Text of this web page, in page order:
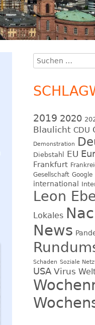
Haupt-
Suchen
nach:
2019 2020
Blaulicht CDU
Demonstration
Diebstahl EU
Frankfurt
Gesellschaft Google
international
Leon
Lokales
News
Schaden Soziale
USA Virus